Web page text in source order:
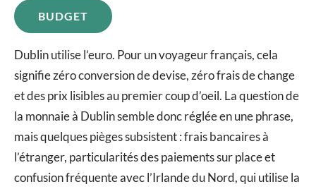
BUDGET
Dublin utilise l’euro. Pour un voyageur français, cela
signifie zéro conversion de devise, zéro frais de change
et des prix lisibles au premier coup d’oeil. La question de
la monnaie à Dublin semble donc réglée en une phrase,
mais quelques pièges subsistent : frais bancaires à
l’étranger, particularités des paiements sur place et
confusion fréquente avec l’Irlande du Nord, qui utilise la